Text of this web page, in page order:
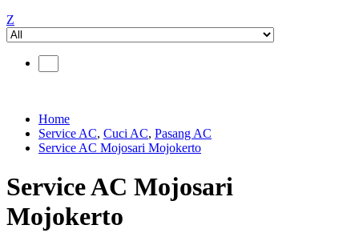
Z
Home
Service AC, Cuci AC, Pasang AC
Service AC Mojosari Mojokerto
Service AC Mojosari
Mojokerto